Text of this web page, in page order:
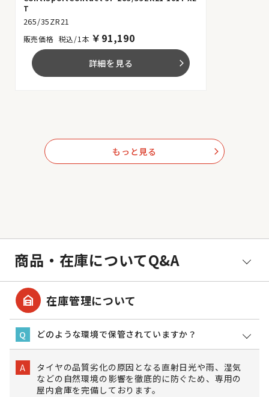
T
265/35ZR21
税込/1本 ￥ 91,190
詳細を見る arrow_forward_ios
もっと見る arrow_forward_ios
商品・在庫についてQ&A
garage_home 在庫管理について
Q どのような環境で保管されていますか？
A
タイヤの品質劣化の原因となる直射日光や雨、湿気
などの自然環境の影響を徹底的に防ぐため、専用の
屋内倉庫を完備しております。